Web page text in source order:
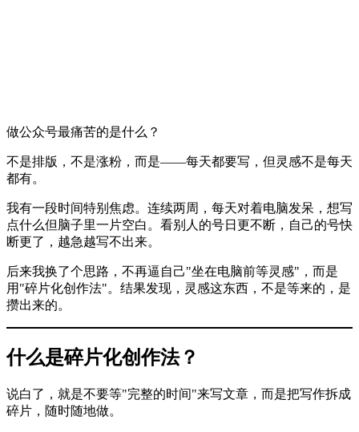
做公众号最痛苦的是什么？
不是排版，不是涨粉，而是——每天都要写，但灵感不是每天
都有。
我有一段时间特别焦虑。连续两周，每天对着电脑发呆，想写
点什么但脑子里一片空白。看别人的号日更不断，自己的号快
断更了，越急越写不出来。
后来我换了个思路，不再逼自己"坐在电脑前等灵感"，而是
用"碎片化创作法"。结果发现，灵感这东西，不是等来的，是
攒出来的。
什么是碎片化创作法？
说白了，就是不要等"完整的时间"来写文章，而是把写作拆成
碎片，随时随地做。